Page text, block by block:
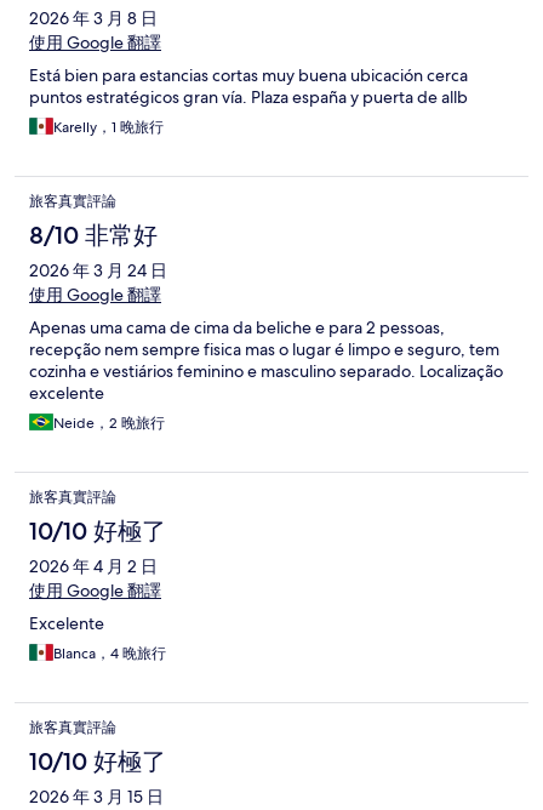
2026 年 3 月 8 日
使用 Google 翻譯
Está bien para estancias cortas muy buena ubicación cerca
puntos estratégicos gran vía. Plaza españa y puerta de allb
Karelly，1 晚旅行
旅客真實評論
8/10 非常好
2026 年 3 月 24 日
使用 Google 翻譯
Apenas uma cama de cima da beliche e para 2 pessoas,
recepção nem sempre fisica mas o lugar é limpo e seguro, tem
cozinha e vestiários feminino e masculino separado. Localização
excelente
Neide，2 晚旅行
旅客真實評論
10/10 好極了
2026 年 4 月 2 日
使用 Google 翻譯
Excelente
Blanca，4 晚旅行
旅客真實評論
10/10 好極了
2026 年 3 月 15 日